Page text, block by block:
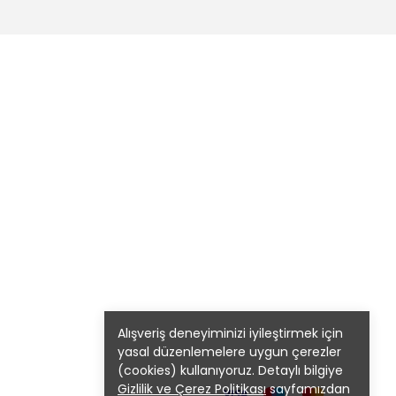
Alışveriş deneyiminizi iyileştirmek için
yasal düzenlemelere uygun çerezler
(cookies) kullanıyoruz. Detaylı bilgiye
Gizlilik ve Çerez Politikasısayfamızdan